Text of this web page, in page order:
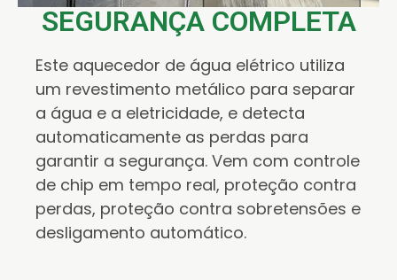
SEGURANÇA COMPLETA
Este aquecedor de água elétrico utiliza
um revestimento metálico para separar
a água e a eletricidade, e detecta
automaticamente as perdas para
garantir a segurança. Vem com controle
de chip em tempo real, proteção contra
perdas, proteção contra sobretensões e
desligamento automático.